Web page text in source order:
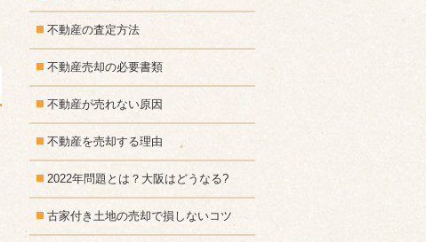
不動産の査定方法
不動産売却の必要書類
不動産が売れない原因
不動産を売却する理由
2022年問題とは？大阪はどうなる?
古家付き土地の売却で損しないコツ